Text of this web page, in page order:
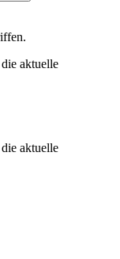
aktuelle
aktuelle